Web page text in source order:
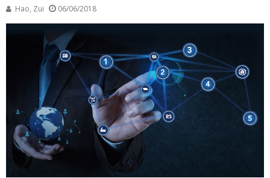
Hao, Zui 06/06/2018